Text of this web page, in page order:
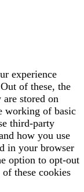
experience
of these, the
are stored on
working of basic
third-party
how you use
in your browser
option to opt-out
these cookies